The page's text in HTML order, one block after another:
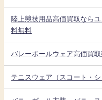
陸上競技用品高価買取なら
料無料
バレーボールウェア高価買
テニスウェア（スコート・